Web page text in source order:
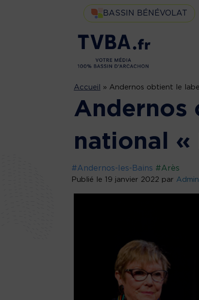
BASSIN BÉNÉVOLAT
Accueil » Andernos obtient le
Andernos
national «
#Andernos-les-Bains #Arès
Publié le 19 janvier 2022 par